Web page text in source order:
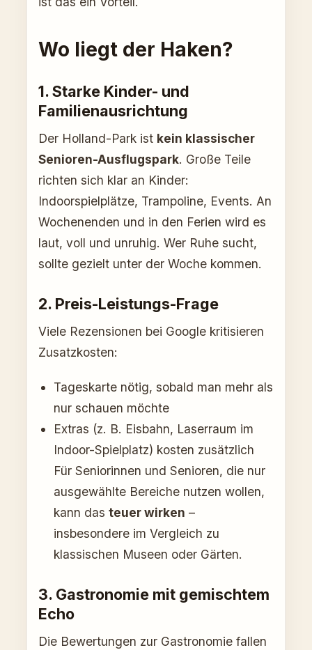
Wo liegt der Haken?
1. Starke Kinder- und
Familienausrichtung
Der Holland-Park ist kein klassischer
Senioren-Ausflugspark. Große Teile
richten sich klar an Kinder:
Indoorspielplätze, Trampoline, Events. An
Wochenenden und in den Ferien wird es
laut, voll und unruhig. Wer Ruhe sucht,
sollte gezielt unter der Woche kommen.
2. Preis-Leistungs-Frage
Viele Rezensionen bei Google kritisieren
Zusatzkosten:
Tageskarte nötig, sobald man mehr als
nur schauen möchte
Extras (z. B. Eisbahn, Laserraum im
Indoor-Spielplatz) kosten zusätzlich
Für Seniorinnen und Senioren, die nur
ausgewählte Bereiche nutzen wollen,
kann dasteuer wirken –
insbesondere im Vergleich zu
klassischen Museen oder Gärten.
3. Gastronomie mit gemischtem
Echo
Die Bewertungen zur Gastronomie fallen